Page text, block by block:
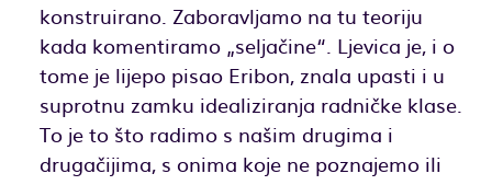
konstruirano. Zaboravljamo na tu teoriju
kada komentiramo „seljačine“. Ljevica je, i o
tome je lijepo pisao Eribon, znala upasti i u
suprotnu zamku idealiziranja radničke klase.
To je to što radimo s našim drugima i
drugačijima, s onima koje ne poznajemo ili